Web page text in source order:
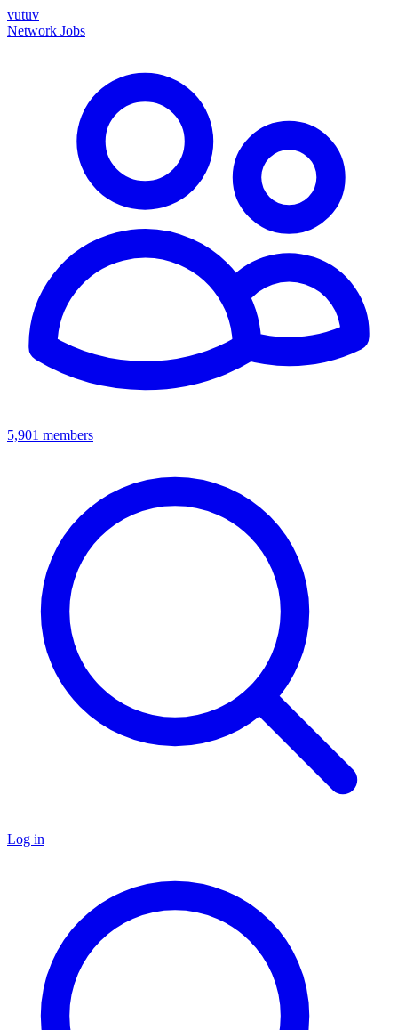
vutuv
Network Jobs
5,901 members
Log in